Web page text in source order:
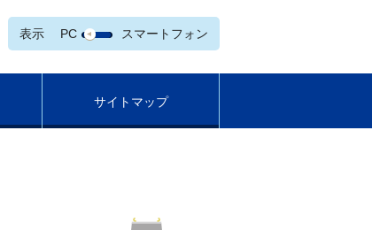
表示 PC スマートフォン
サイトマップ